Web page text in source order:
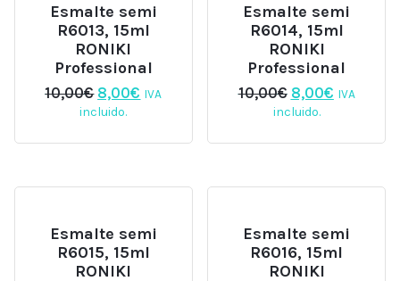
Esmalte semi
R6013, 15ml
RONIKI
Professional
10,00€ El
precio
era:
8,00€ El
es:
IVA
incluido.
Esmalte semi
R6014, 15ml
RONIKI
Professional
10,00€ El
precio
era:
8,00€El
es:
IVA
incluido.
Esmalte semi
R6015, 15ml
RONIKI
Esmalte semi
R6016, 15ml
RONIKI